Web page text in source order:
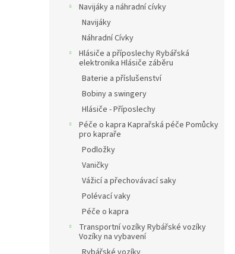
Navijáky a náhradní cívky
Navijáky
Náhradní Cívky
Hlásiče a příposlechy Rybářská
elektronika Hlásiče záběru
Baterie a příslušenství
Bobiny a swingery
Hlásiče - Příposlechy
Péče o kapra Kaprařská péče Pomůcky
pro kapraře
Podložky
Vaničky
Vážicí a přechovávací saky
Polévací vaky
Péče o kapra
Transportní vozíky Rybářské vozíky
Vozíky na vybavení